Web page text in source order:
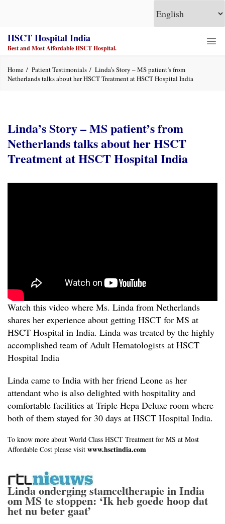
HSCT Hospital India
Best and Most Affordable HSCT Hospital.
Home Patient Testimonials
Linda’s Story – MS patient’s from
Netherlands talks about her HSCT Treatment at HSCT Hospital India
Linda’s Story – MS patient’s from
Netherlands talks about her HSCT
Treatment at HSCT Hospital India
Watch this video where Ms. Linda from Netherlands
shares her experience about getting HSCT for MS at
HSCT Hospital in India. Linda was treated by the highly
accomplished team of Adult Hematologists at HSCT
Hospital India
Linda came to India with her friend Leone as her
attendant who is also delighted with hospitality and
comfortable facilities at Triple Hepa Deluxe room where
both of them stayed for 30 days at HSCT Hospital India.
To know more about World Class HSCT Treatment for MS at Most
Affordable Cost please visit www.hsctindia.com
Linda onderging stamceltherapie in India
om MS te stoppen: ‘Ik heb goede hoop dat
het nu beter gaat’